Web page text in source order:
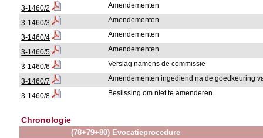
3-1460/2 Amendementen
3-1460/3 Amendementen
3-1460/4 Amendementen
3-1460/5 Amendementen
3-1460/6 Verslag namens de commissie
3-1460/7 Amendementen ingediend na de goedkeuring
3-1460/8 Beslissing om niet te amenderen
Chronologie
(78+79+80) Evocatieprocedure